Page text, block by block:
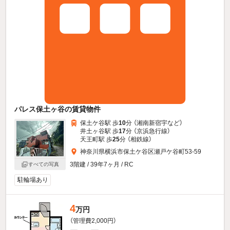
パレス保土ヶ谷の賃貸物件
すべての写真
保土ケ谷駅 歩10分 （湘南新宿宇など）
井土ヶ谷駅 歩17分 （京浜急行線）
天王町駅 歩25分 （相鉄線）
神奈川県横浜市保土ケ谷区瀬戸ケ谷町53-59
3階建 / 39年7ヶ月 / RC
駐輪場あり
4万円
（管理費2,000円）